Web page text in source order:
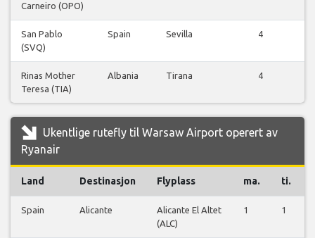
Carneiro (OPO)
San Pablo
(SVQ)
Spain Sevilla
4
Rinas Mother
Teresa (TIA)
Albania Tirana
4
Ukentlige rutefly til Warsaw Airport operert av
Ryanair
Land Destinasjon Flyplass ma. ti.
Spain Alicante
Alicante El Altet
(ALC)
1 1